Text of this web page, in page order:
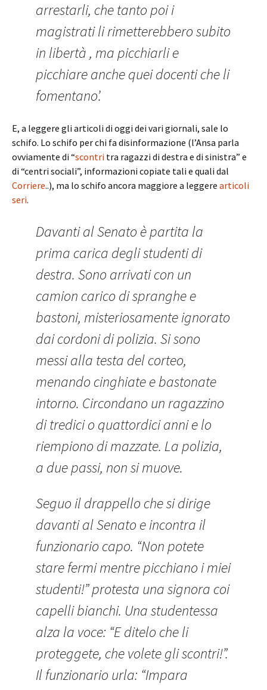
arrestarli, che tanto poi i
magistrati li rimetterebbero subito
in libertà , ma picchiarli e
picchiare anche quei docenti che li
fomentano’.
E, a leggere gli articoli di oggi dei vari giornali, sale lo
schifo. Lo schifo per chi fa disinformazione (l’Ansa parla
ovviamente di “scontri tra ragazzi di destra e di sinistra” e
di “centri sociali”, informazioni copiate tali e quali dal
Corriere..), ma lo schifo ancora maggiore a leggere articoli
seri.
Davanti al Senato è partita la
prima carica degli studenti di
destra. Sono arrivati con un
camion carico di spranghe e
bastoni, misteriosamente ignorato
dai cordoni di polizia. Si sono
messi alla testa del corteo,
menando cinghiate e bastonate
intorno. Circondano un ragazzino
di tredici o quattordici anni e lo
riempiono di mazzate. La polizia,
a due passi, non si muove.
Seguo il drappello che si dirige
davanti al Senato e incontra il
funzionario capo. “Non potete
stare fermi mentre picchiano i miei
studenti!” protesta una signora coi
capelli bianchi. Una studentessa
alza la voce: “E ditelo che li
proteggete, che volete gli scontri!”.
Il funzionario urla: “Impara